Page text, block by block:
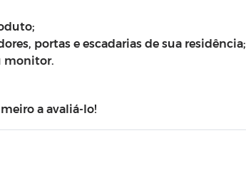
portas e escadarias de sua residência;
monitor.
a avaliá-lo!